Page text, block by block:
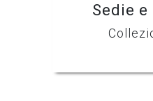
Sedie